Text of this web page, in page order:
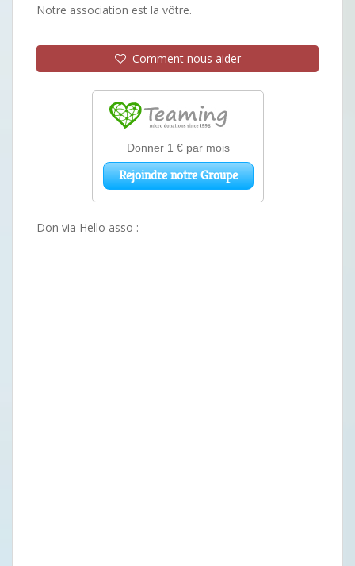
Notre association est la vôtre.
Comment nous aider
Don via Hello asso :